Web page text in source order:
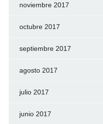
noviembre 2017
octubre 2017
septiembre 2017
agosto 2017
julio 2017
junio 2017